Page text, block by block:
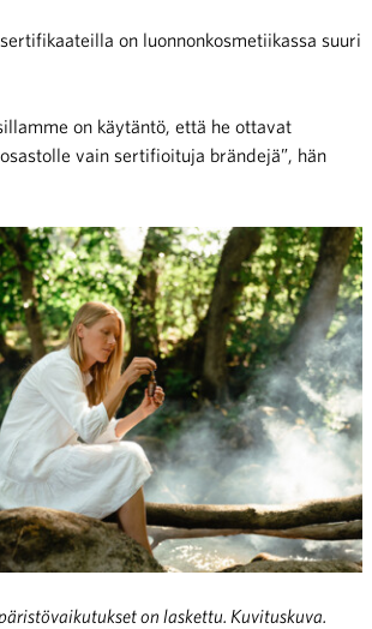
on luonnonkosmetiikassa suuri
on käytäntö, että he ottavat
vain sertifioituja brändejä”, hän
on laskettu. Kuvituskuva.